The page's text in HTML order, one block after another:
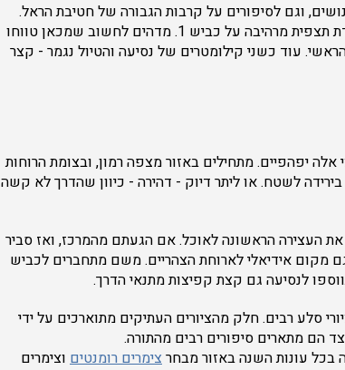
וגם לסיפורים על קרבות הגבורה של חטיבת הראל.
אחרי העצירה ממשיכים מזרחה לכיוון משלט 16, ועוברים נקודת תצפית מרהיבה על כביש 1. מדהים לחשוב שמכאן טווחו
עוד כשני קילומטרים של נסיעה והטיול נגמר - קצר
אלה יפהפיים. מתחילים באזור מצפה רמון, ובצומת הרוחות
מתחילים בירידה לשטח. או ליתר דיוק - דהירה - כיוון שהדרך לא קשה
העצירה הראשונה לאוכל. אם הגעתם מהמרכז, ואז סביר
מקום אידיאלי לארוחת הצהריים. משם מתחברים לכביש
לנסיעה גם קצת קפיצות מתנאי הדרך.
סלע רבים. חלק מהציורים העתיקים מתוארכים על ידי
הם מתארים סיפורים רבים מהתורה.
עונות השנה באזור מבחרצימרים רומנטים וצימרים